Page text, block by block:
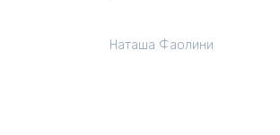
Наташа Фаолини